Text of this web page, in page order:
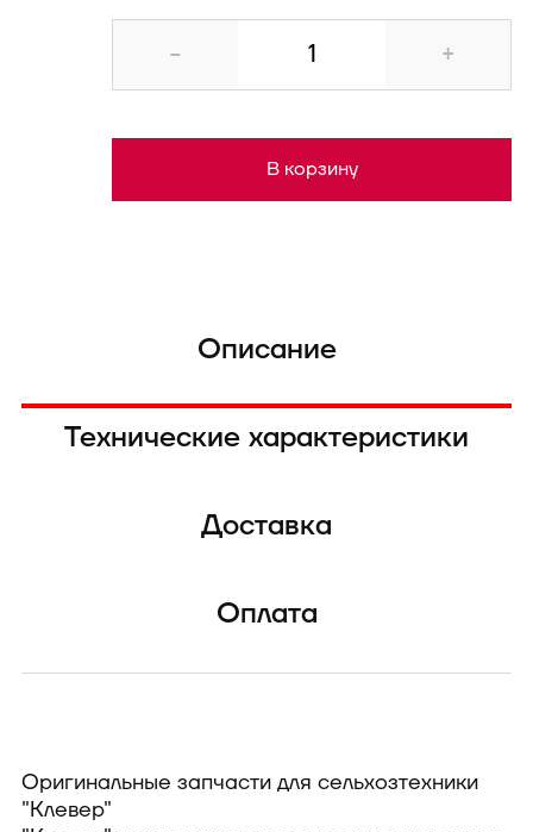
- +
В корзину
Описание
Технические характеристики
Доставка
Оплата
Оригинальные запчасти для сельхозтехники
"Клевер"